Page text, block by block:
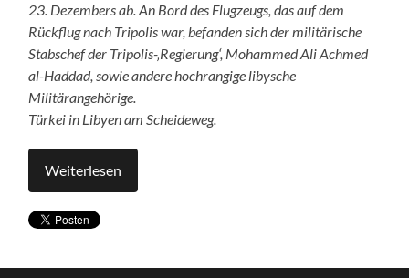
23. Dezembers ab. An Bord des Flugzeugs, das auf dem
Rückflug nach Tripolis war, befanden sich der militärische
Stabschef der Tripolis-‚Regierung‘, Mohammed Ali Achmed
al-Haddad, sowie andere hochrangige libysche
Militärangehörige.
Türkei in Libyen am Scheideweg.
Weiterlesen